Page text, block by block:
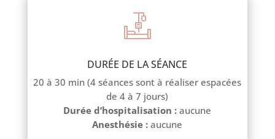
DURÉE DE LA SÉANCE
20 à 30 min (4 séances sont à réaliser espacées
de 4 à 7 jours)
Durée d’hospitalisation :aucune
Anesthésie :aucune